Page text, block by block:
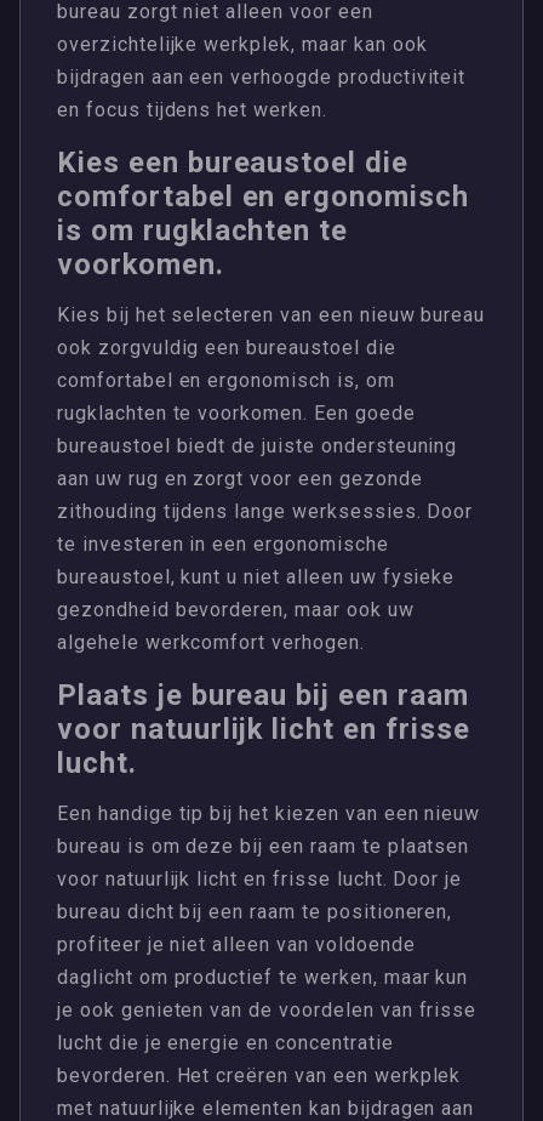
bureau zorgt niet alleen voor een
overzichtelijke werkplek, maar kan ook
bijdragen aan een verhoogde productiviteit
en focus tijdens het werken.
Kies een bureaustoel die
comfortabel en ergonomisch
is om rugklachten te
voorkomen.
Kies bij het selecteren van een nieuw bureau
ook zorgvuldig een bureaustoel die
comfortabel en ergonomisch is, om
rugklachten te voorkomen. Een goede
bureaustoel biedt de juiste ondersteuning
aan uw rug en zorgt voor een gezonde
zithouding tijdens lange werksessies. Door
te investeren in een ergonomische
bureaustoel, kunt u niet alleen uw fysieke
gezondheid bevorderen, maar ook uw
algehele werkcomfort verhogen.
Plaats je bureau bij een raam
voor natuurlijk licht en frisse
lucht.
Een handige tip bij het kiezen van een nieuw
bureau is om deze bij een raam te plaatsen
voor natuurlijk licht en frisse lucht. Door je
bureau dicht bij een raam te positioneren,
profiteer je niet alleen van voldoende
daglicht om productief te werken, maar kun
je ook genieten van de voordelen van frisse
lucht die je energie en concentratie
bevorderen. Het creëren van een werkplek
met natuurlijke elementen kan bijdragen aan